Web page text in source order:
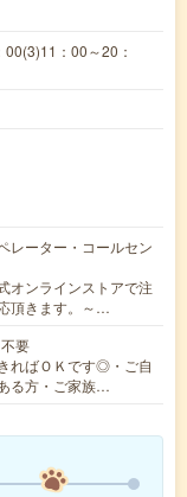
：00～20：
レーター・コールセン
オンラインストアで注
頂きます。～…
要
ればＯＫです◎・ご自
る方・ご家族…